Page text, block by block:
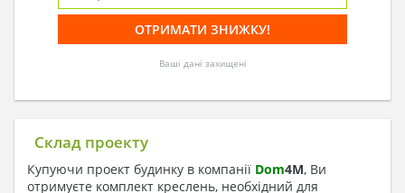
Ваші дані захищені
Склад проекту
Купуючи проект будинку в компанії Dom4M, Ви
отримуєте комплект креслень, необхідний для